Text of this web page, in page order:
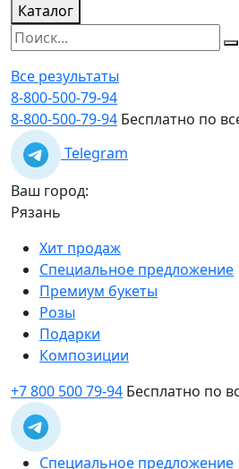
Каталог
Все результаты
8-800-500-79-94
8-800-500-79-94 Бесплатно по
Telegram
Ваш город:
Рязань
Хит продаж
Специальное предложение
Премиум букеты
Розы
Подарки
Композиции
+7 800 500 79-94 Бесплатно по
Специальное предложение